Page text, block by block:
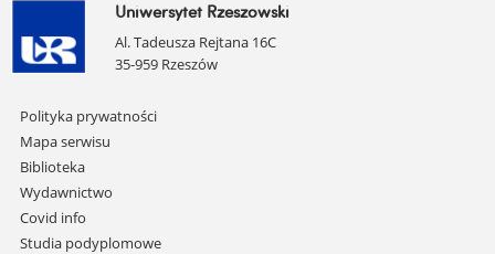
Uniwersytet Rzeszowski
Al. Tadeusza Rejtana 16C
35-959 Rzeszów
Pomiń
nawigację
i
przejdź
do
treści
Polityka prywatności
Mapa serwisu
Biblioteka
Wydawnictwo
Covid info
Studia podyplomowe